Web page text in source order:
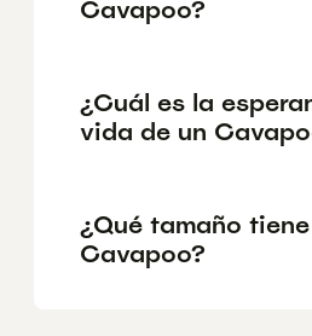
Cavapoo?
¿Cuál es la
vida de un
¿Qué tamaño
Cavapoo?